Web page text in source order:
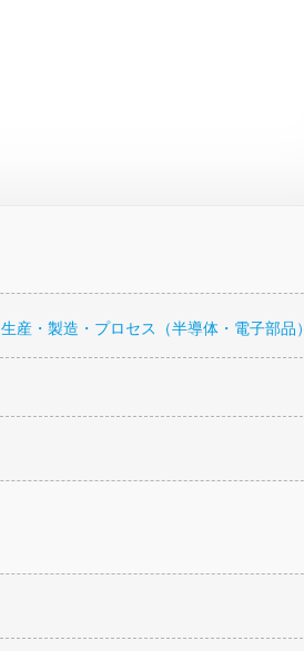
生産・製造・プロセス（半導体・電子部品）